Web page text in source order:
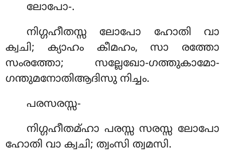
ലോപോ-.
നിഗ്ഗഹീതസ്സ ലോപോ ഹോതി വാ
ക്വചി; ക്യാഹം കീമഹം, സാ രത്തോ
സംരത്തോ; സല്ലേഖോ-ഗത്തുകാമോ-
ഗന്തുമനോതിആദിസു നിച്ചം.
പരസരസ്സ-
നിഗ്ഗഹീതമ്ഹാ പരസ്സ സരസ്സ ലോപോ
ഹോതി വാ ക്വചി; ത്വംസി ത്വമസി.